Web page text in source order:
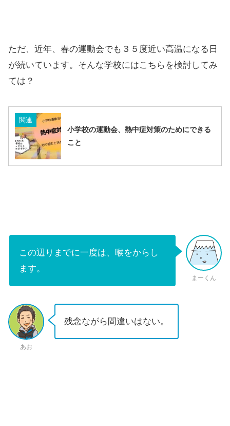
ただ、近年、春の運動会でも３５度近い高温になる日
が続いています。そんな学校にはこちらを検討してみ
ては？
関連
小学校の運動会、熱中症対策のためにできる
こと
この辺りまでに一度は、喉をからし
ます。
まーくん
あお
残念ながら間違いはない。